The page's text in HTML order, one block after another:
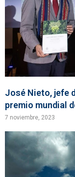
José Nieto, jefe
premio mundial
7 noviembre, 2023